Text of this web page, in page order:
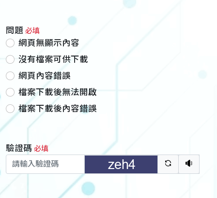
問題 必填
網頁無顯示內容
沒有檔案可供下載
網頁內容錯誤
檔案下載後無法開啟
檔案下載後內容錯誤
驗證碼 必填
驗證碼重新
聽語